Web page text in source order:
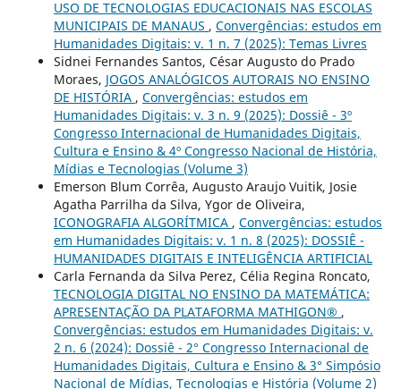
USO DE TECNOLOGIAS EDUCACIONAIS NAS ESCOLAS
MUNICIPAIS DE MANAUS , Convergências: estudos em
Humanidades Digitais: v. 1 n. 7 (2025): Temas Livres
Sidnei Fernandes Santos, César Augusto do Prado
Moraes, JOGOS ANALÓGICOS AUTORAIS NO ENSINO
DE HISTÓRIA , Convergências: estudos em
Humanidades Digitais: v. 3 n. 9 (2025): Dossiê - 3º
Congresso Internacional de Humanidades Digitais,
Cultura e Ensino & 4º Congresso Nacional de História,
Mídias e Tecnologias (Volume 3)
Emerson Blum Corrêa, Augusto Araujo Vuitik, Josie
Agatha Parrilha da Silva, Ygor de Oliveira,
ICONOGRAFIA ALGORÍTMICA , Convergências: estudos
em Humanidades Digitais: v. 1 n. 8 (2025): DOSSIÊ -
HUMANIDADES DIGITAIS E INTELIGÊNCIA ARTIFICIAL
Carla Fernanda da Silva Perez, Célia Regina Roncato,
TECNOLOGIA DIGITAL NO ENSINO DA MATEMÁTICA:
APRESENTAÇÃO DA PLATAFORMA MATHIGON® ,
Convergências: estudos em Humanidades Digitais: v.
2 n. 6 (2024): Dossiê - 2° Congresso Internacional de
Humanidades Digitais, Cultura e Ensino & 3° Simpósio
Nacional de Mídias, Tecnologias e História (Volume 2)